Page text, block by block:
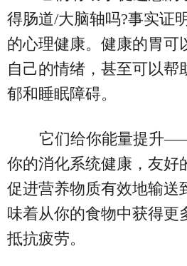
得肠道/大脑轴吗?事实证
的心理健康。健康的胃可
自己的情绪，甚至可以帮
郁和睡眠障碍。
它们给你能量提升
你的消化系统健康，友好
促进营养物质有效地输送
味着从你的食物中获得更
抵抗疲劳。